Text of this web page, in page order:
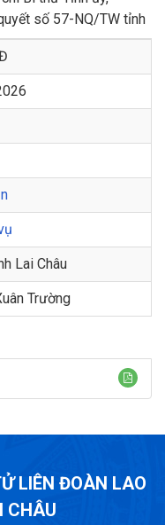
số 57-NQ/TW tỉnh
Lai Châu
Trường
LIÊN ĐOÀN LAO
CHÂU